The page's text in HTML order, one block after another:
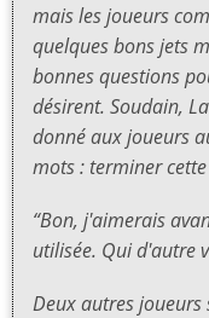
mais les joueurs
quelques bons jets
bonnes questions
désirent. Soudain,
donné aux joueurs
mots : terminer cette
“Bon, j'aimerais
utilisée. Qui d'autre
Deux autres